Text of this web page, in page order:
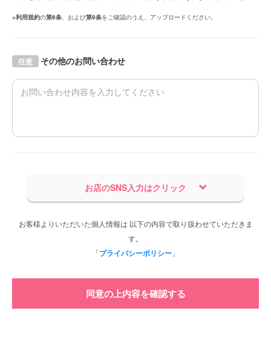
※利用規約の第6条 、および第9条をご確認のうえ、アップロードください。
その他のお問い合わせ
任意
お店のSNS入力はクリック
お客様よりいただいた個人情報は 以下の内容で取り扱わせていただきま
す。
「プライバシーポリシー 」